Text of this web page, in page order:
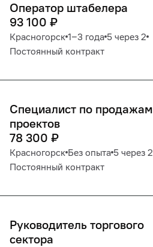
Оператор штабелера
93 100 ₽
Красногорск 1‒3 года 5 через 2
Постоянный контракт
Специалист по продажам
проектов
78 300 ₽
Красногорск Без опыта 5 через 2
Постоянный контракт
Руководитель торгового
сектора